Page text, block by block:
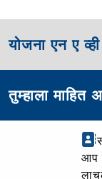
योजना एन ए व्ही
तुम्हाला माहित
आप